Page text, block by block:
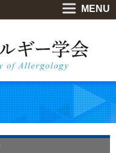
MENU